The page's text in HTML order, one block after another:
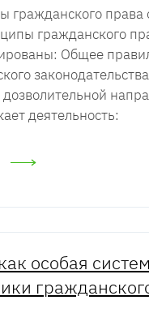
гражданского права
гражданского
Общее
деятельность:
особая